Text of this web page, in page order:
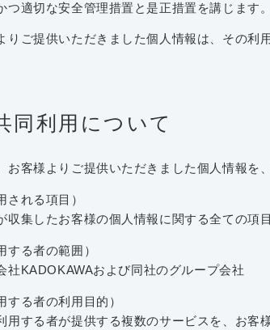
つ適切な安全管理措置と是正措置を講じます。
ご提供いただきました個人情報は、その利
同利用について
客様よりご提供いただきました個人情報を
される項目）
集したお客様の個人情報に関する全ての項目
する者の範囲）
KADOKAWAおよび同社のグループ会社
する者の利用目的）
する者が提供する複数のサービスを、お客